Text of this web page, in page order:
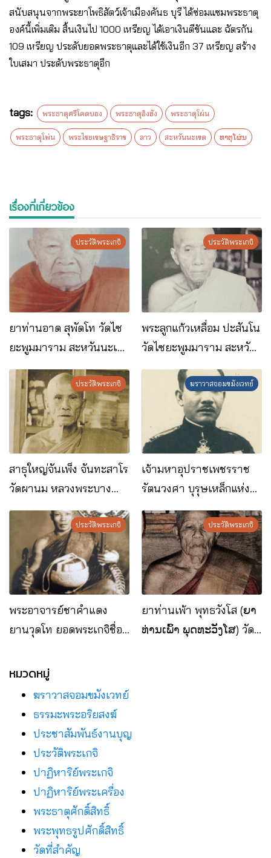
สนับสนุนจากพระยาโพธิสัตว์เจ้าเมืองคันธ บุรี ได้ซ่อมแซมพระธาตุ
องค์นี้เพิ่มเติม สิ้นเงินไป 1000 เหรียญ ได้เอาเงินตีขันและ ฉัตรกัน
109 เหรียญ ประดับยอดพระธาตุและได้ใช้เงินอีก 37 เหรียญ สร้าง
ใบเสมา ประดับพระธาตุอีก
tags: พระธาตุศรีโคตบอง พระธาตุอิงฮัง พระธาตุโผ่น
พระธาตุโพ่น พระไชยเชษฐาธิราช ลาว สะหวันนะเขต ທາຕຸໂຜ່ນ
เรื่องที่เกี่ยวข้อง
ประวัติพระเกจิ
ยาท่านอาด สุพัดโท วัดไซ
ยะพูมมาราม สะหวันนะเขต
สปป.ลาว
ประวัติพระเกจิ
พระลูกแก้วเหลื่อม ปะสันโน
วัดไซยะพูมมาราม สะหวัน
นะเขต สปป.ลาว
ประวัติพระเกจิ
สาธุใหญ่จันเพ็ง จันทะสาโร
วัดผานม หลวงพระบาง
สปป.ลาว
ฆราวาสจอมขมังเวทย์
เจ้ามหาอุปราชเพชรราช
รัตนวงศา บุรุษเหล็กแห่ง
ราชอาณาจักรลาว
ประวัติพระเกจิ
พระอาจารย์ชาคำแดง
ยานวุดโท ยอดพระเกจิชื่อ
ประวัติพระเกจิ
ยาท่านเพ้า พุทธวังโส (ຍາ
ທ່ານເພົ້າ ພຸດທະວັງໂສ) วัด
หมวดหมู่
ฆราวาสจอมขมังเวทย์
ธรรมะพระอริยสงฆ์
ประชาสัมพันธ์งานบุญ
ประวัติพระเกจิ
ปาฏิหาริย์พระเกจิ
ปาฏิหาริย์พระเครื่อง
พระธาตุศักดิ์สิทธิ์
พระพุทธรูปศักดิ์สิทธิ์
วัดที่สําคัญ